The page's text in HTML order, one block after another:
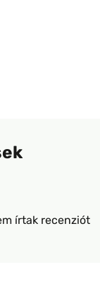
írtak recenziót